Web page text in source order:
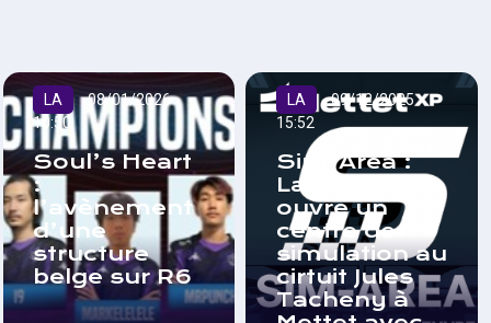
LA
08/01/2026
10:50
Soul’s Heart
:
l’avènement
d’une
structure
belge sur R6
LA
09/12/2025
15:52
Sim-Area :
Lan-Area
ouvre un
centre de
simulation au
cirtuit Jules
Tacheny à